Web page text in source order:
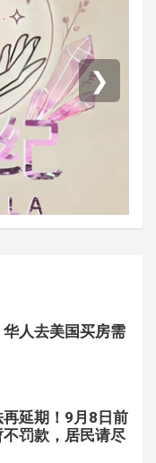
❯
人去美国买房需
延期！9月8日前
罚款，居民请尽